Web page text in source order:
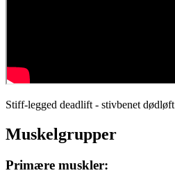
Stiff-legged deadlift - stivbenet dødløft
Muskelgrupper
Primære muskler: